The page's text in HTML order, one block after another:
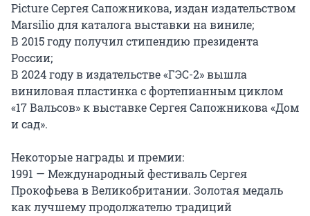
Picture Сергея Сапожникова, издан издательством
Marsilio для каталога выставки на виниле;
В 2015 году получил стипендию президента
России;
В 2024 году в издательстве «ГЭС-2» вышла
виниловая пластинка с фортепианным циклом
«17 Вальсов» к выставке Сергея Сапожникова «Дом
и сад».
Некоторые награды и премии:
1991 — Международный фестиваль Сергея
Прокофьева в Великобритании. Золотая медаль
как лучшему продолжателю традиций